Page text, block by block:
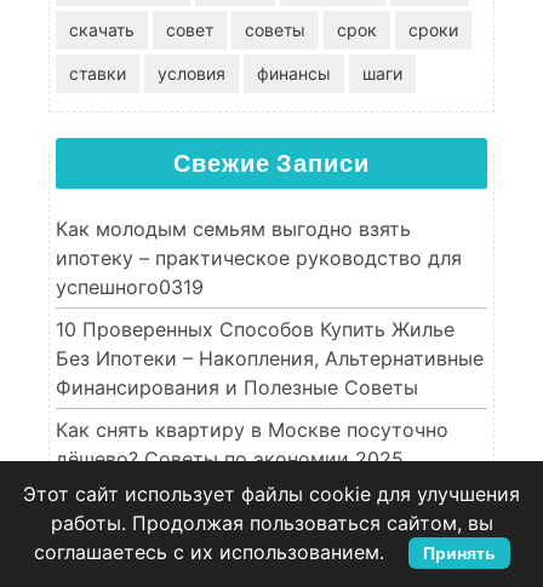
скачать совет советы срок сроки
ставки условия финансы шаги
Свежие Записи
Как молодым семьям выгодно взять
ипотеку – практическое руководство для
успешного0319
10 Проверенных Способов Купить Жилье
Без Ипотеки – Накопления, Альтернативные
Финансирования и Полезные Советы
Как снять квартиру в Москве посуточно
дёшево? Советы по экономии 2025
Как оформить налоговый вычет за покупку
квартиры в ипотеку – полное руководство
и необходимые документы
Этот сайт использует файлы cookie для улучшения
работы. Продолжая пользоваться сайтом, вы
соглашаетесь с их использованием.
Принять